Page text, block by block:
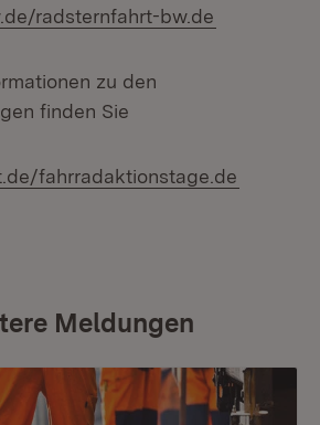
radsternfahrt-bw.de
zu den
finden Sie
fahrradaktionstage.de
Meldungen